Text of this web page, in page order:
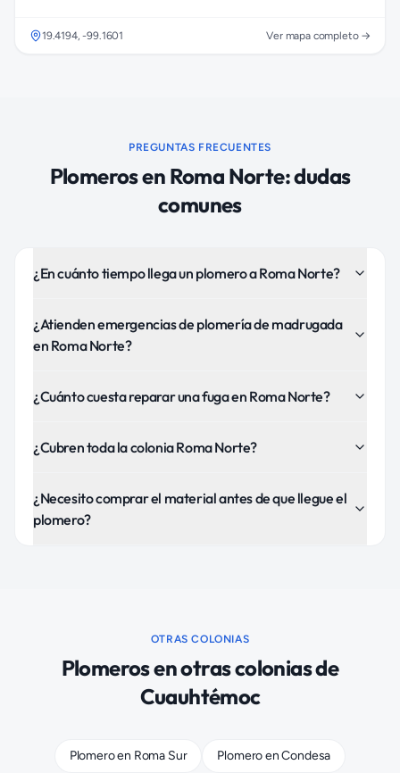
19.4194,-99.1601 Ver mapa completo →
PREGUNTAS FRECUENTES
Plomerosen Roma Norte: dudas
comunes
¿En cuánto tiempo llega un plomero a Roma Norte?
¿Atienden emergencias de plomería de madrugada
en Roma Norte?
¿Cuánto cuesta reparar una fuga en Roma Norte?
¿Cubren toda la colonia Roma Norte?
¿Necesito comprar el material antes de que llegue el
plomero?
OTRAS COLONIAS
Plomerosen otras colonias de
Cuauhtémoc
Plomeroen Roma Sur PlomeroenCondesa